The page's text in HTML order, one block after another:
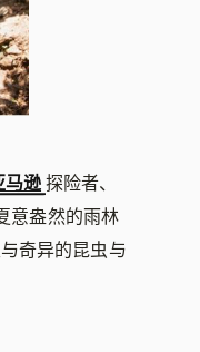
马逊 探险者、
意盎然的雨林
奇异的昆虫与